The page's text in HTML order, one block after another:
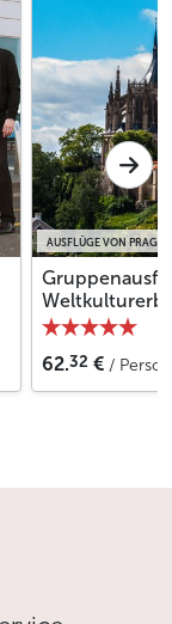
AUSFLÜGE VON PRAG
62.32 € / Person